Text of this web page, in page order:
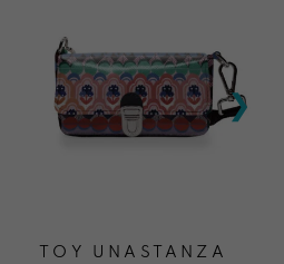
TOY UNASTANZA